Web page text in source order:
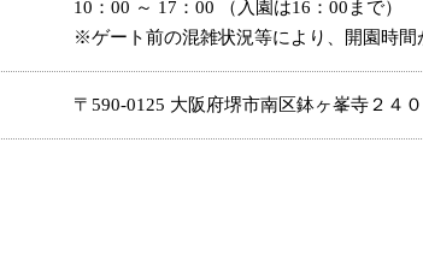
10：00 ～ 17：00 （入園は16：00まで）
※ゲート前の混雑状況等により、開園時間
〒590-0125 大阪府堺市南区鉢ヶ峯寺２４０